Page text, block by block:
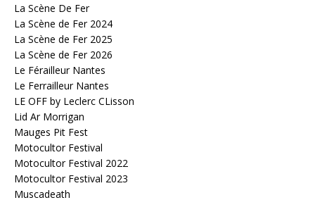
La Scène De Fer
La Scène de Fer 2024
La Scène de Fer 2025
La Scène de Fer 2026
Le Férailleur Nantes
Le Ferrailleur Nantes
LE OFF by Leclerc CLisson
Lid Ar Morrigan
Mauges Pit Fest
Motocultor Festival
Motocultor Festival 2022
Motocultor Festival 2023
Muscadeath